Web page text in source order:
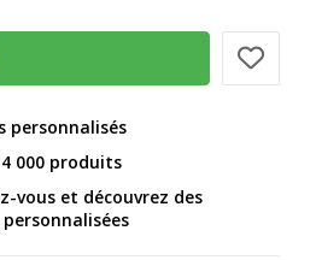
personnalisés
000 produits
vous et découvrez des